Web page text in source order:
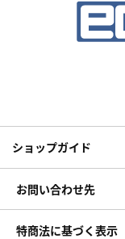
ショップガイド
お問い合わせ先
特商法に基づく表示